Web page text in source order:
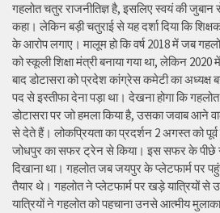
गहलोत चतुर राजनीतिज्ञ है, इसलिए स्वयं की जुबान
कहा। लेकिन बड़ी चतुराई से यह दर्शा दिया कि
के आरोप लगाए। मालूम हो कि वर्ष 2018 में जब
को स्कूली शिक्षा मंत्री बनाया गया था, लेकिन
बाद डोटासरा को प्रदेश कांग्रेस कमेटी का अध्यक्ष
पद से इस्तीफा देना पड़ा था। देखना होगा कि गहलोत
डोटासरा पर जो हमला किया है, उसका जवाब आने
से देते हैं। लोकप्रियता का प्रदर्शन 2 अगस्त को
जोधपुर का सफर ट्रेन से किया। इस सफर के पीछे
दिखाना था। गहलोत जब जयपुर के प्लेटफार्म पर
तैयार थे। गहलोत ने प्लेटफार्म पर खड़े यात्रियों
यात्रियों ने गहलोत को पहचाना उनसे आत्मीय